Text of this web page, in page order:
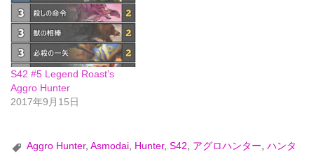
S42 #5 Legend Roast’s
Aggro Hunter
2017年9月15日
Aggro Hunter,Asmodai, Hunter,S42, アグロハンター,ハンタ